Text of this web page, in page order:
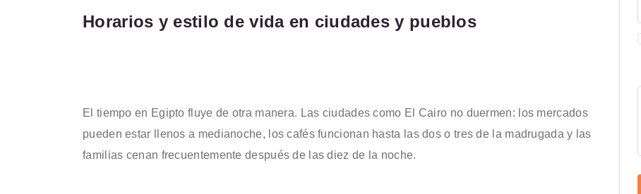
Horarios y estilo de vida en ciudades y pueblos
El tiempo en Egipto fluye de otra manera. Las ciudades como El Cairo no duermen: los mercados
pueden estar llenos a medianoche, los cafés funcionan hasta las dos o tres de la madrugada y las
familias cenan frecuentemente después de las diez de la noche.